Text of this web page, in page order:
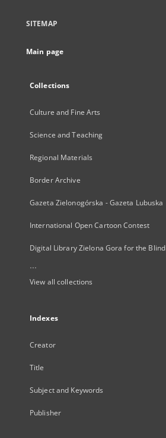
SITEMAP
Main page
Collections
Culture and Fine Arts
Science and Teaching
Regional Materials
Border Archive
Gazeta Zielonogórska - Gazeta Lubuska
International Open Cartoon Contest
Digital Library Zielona Gora for the Blind
...
View all collections
Indexes
Creator
Title
Subject and Keywords
Publisher